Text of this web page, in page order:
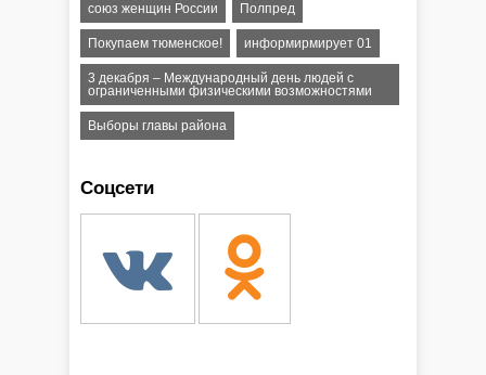
союз женщин России Полпред
Покупаем тюменское! информирмирует 01
3 декабря – Международный день людей с
ограниченными физическими возможностями
Выборы главы района
Соцсети